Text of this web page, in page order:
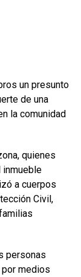
un presunto
de una
la comunidad
quienes
inmueble
a cuerpos
Civil,
personas
medios